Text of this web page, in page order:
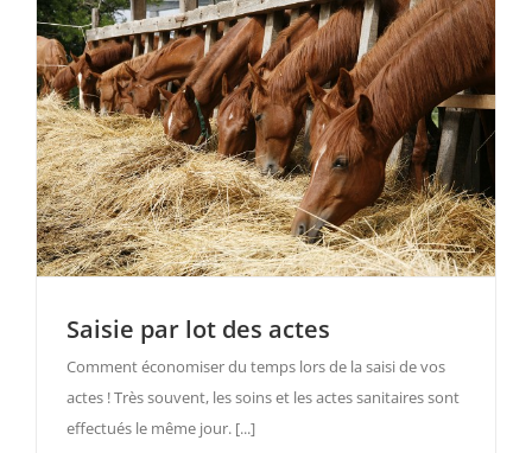
Saisie par lot des actes
Comment économiser du temps lors de la saisi de vos
actes ! Très souvent, les soins et les actes sanitaires sont
effectués le même jour. [...]